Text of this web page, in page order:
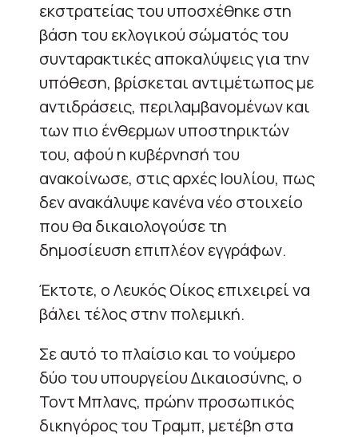
εκστρατείας του υποσχέθηκε στη
βάση του εκλογικού σώματός του
συνταρακτικές αποκαλύψεις για την
υπόθεση, βρίσκεται αντιμέτωπος με
αντιδράσεις, περιλαμβανομένων και
των πιο ένθερμων υποστηρικτών
του, αφού η κυβέρνησή του
ανακοίνωσε, στις αρχές Ιουλίου, πως
δεν ανακάλυψε κανένα νέο στοιχείο
που θα δικαιολογούσε τη
δημοσίευση επιπλέον εγγράφων.
Έκτοτε, ο Λευκός Οίκος επιχειρεί να
βάλει τέλος στην πολεμική.
Σε αυτό το πλαίσιο και το νούμερο
δύο του υπουργείου Δικαιοσύνης, ο
Τοντ Μπλανς, πρώην προσωπικός
δικηγόρος του Τραμπ, μετέβη στα